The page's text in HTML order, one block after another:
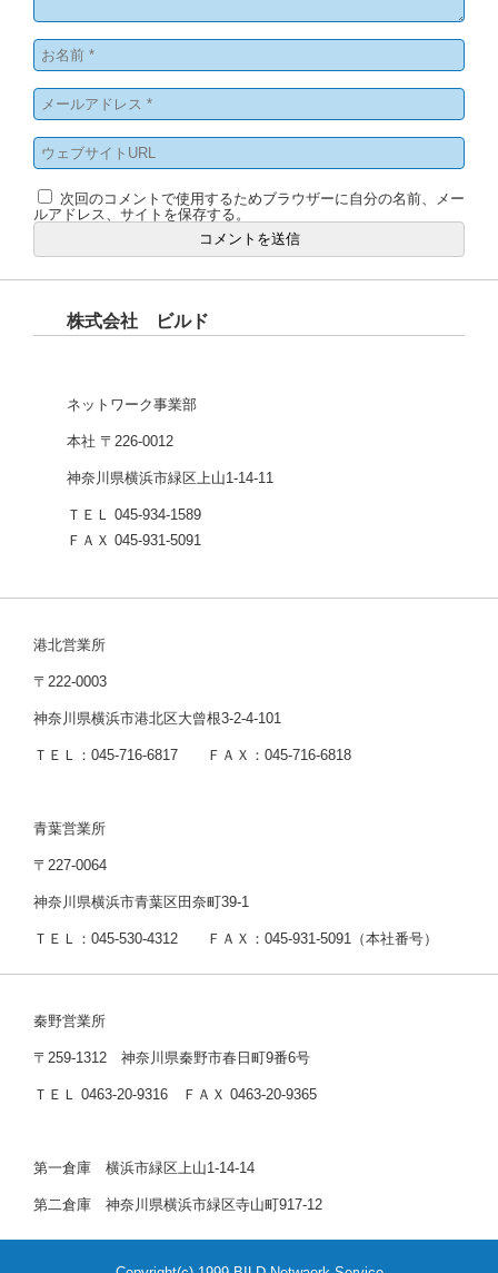
次回のコメントで使用するためブラウザーに自分の名前、メー
ルアドレス、サイトを保存する。
株式会社 ビルド
ネットワーク事業部
本社 〒226-0012
神奈川県横浜市緑区上山1-14-11
ＴＥＬ 045-934-1589
ＦＡＸ 045-931-5091
港北営業所
〒222-0003
神奈川県横浜市港北区大曾根3-2-4-101
ＴＥＬ：045-716-6817 ＦＡＸ：045-716-6818
青葉営業所
〒227-0064
神奈川県横浜市青葉区田奈町39-1
ＴＥＬ：045-530-4312 ＦＡＸ：045-931-5091（本社番号）
秦野営業所
〒259-1312 神奈川県秦野市春日町9番6号
ＴＥＬ 0463-20-9316 ＦＡＸ 0463-20-9365
第一倉庫 横浜市緑区上山1-14-14
第二倉庫 神奈川県横浜市緑区寺山町917-12